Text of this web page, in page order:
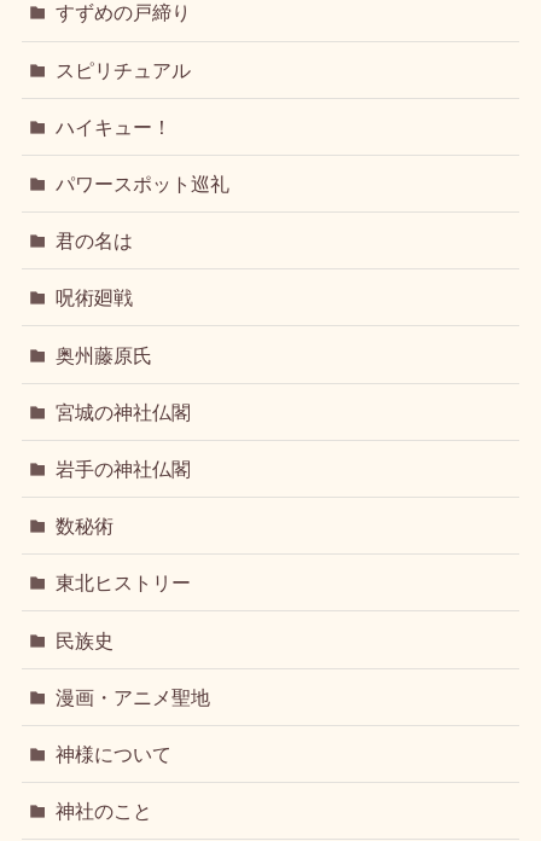
すずめの戸締り
スピリチュアル
ハイキュー！
パワースポット巡礼
君の名は
呪術廻戦
奥州藤原氏
宮城の神社仏閣
岩手の神社仏閣
数秘術
東北ヒストリー
民族史
漫画・アニメ聖地
神様について
神社のこと